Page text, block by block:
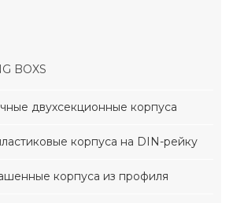
BOXS
двухсекционные корпуса
корпуса на DIN-рейку
корпуса из профиля